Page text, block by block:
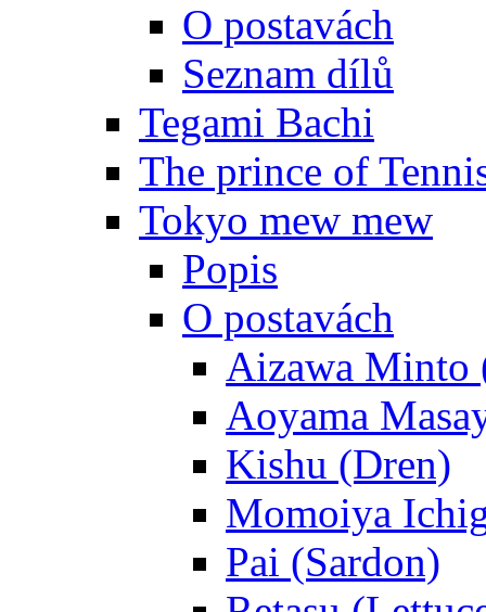
O postavách
Seznam dílů
Tegami Bachi
The prince of
Tokyo mew mew
Popis
O postavách
Aizawa Minto
Aoyama
Kishu (Dren)
Momoiya
Pai (Sardon)